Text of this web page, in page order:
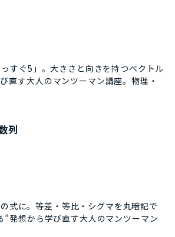
っすぐ5」。大きさと向きを持つベクトル
直す大人のマンツーマン講座。物理・
列
式に。等差・等比・シグマを丸暗記で
”発想から学び直す大人のマンツーマン